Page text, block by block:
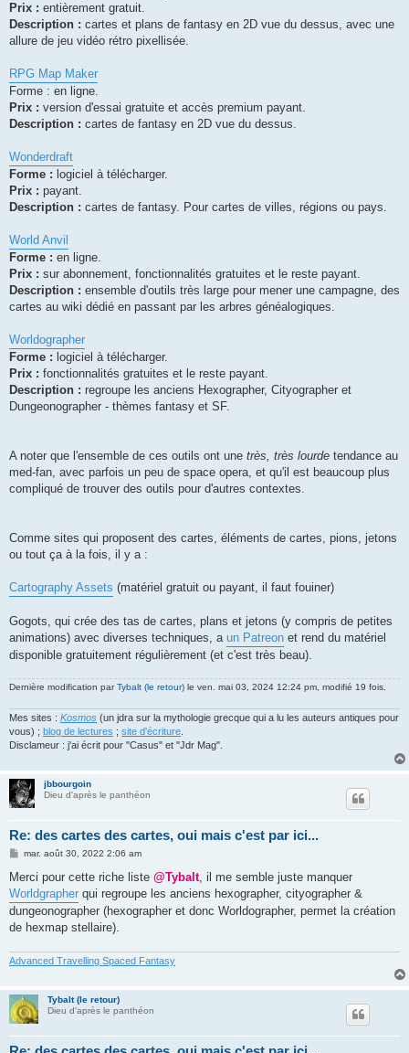
Prix : entièrement gratuit.
Description : cartes et plans de fantasy en 2D vue du dessus, avec une
allure de jeu vidéo rétro pixellisée.
RPG Map Maker
Forme : en ligne.
Prix : version d'essai gratuite et accès premium payant.
Description : cartes de fantasy en 2D vue du dessus.
Wonderdraft
Forme : logiciel à télécharger.
Prix : payant.
Description : cartes de fantasy. Pour cartes de villes, régions ou pays.
World Anvil
Forme : en ligne.
Prix : sur abonnement, fonctionnalités gratuites et le reste payant.
Description : ensemble d'outils très large pour mener une campagne, des
cartes au wiki dédié en passant par les arbres généalogiques.
Worldographer
Forme : logiciel à télécharger.
Prix : fonctionnalités gratuites et le reste payant.
Description : regroupe les anciens Hexographer, Cityographer et
Dungeonographer - thèmes fantasy et SF.
A noter que l'ensemble de ces outils ont une très, très lourde tendance au
med-fan, avec parfois un peu de space opera, et qu'il est beaucoup plus
compliqué de trouver des outils pour d'autres contextes.
Comme sites qui proposent des cartes, éléments de cartes, pions, jetons
ou tout ça à la fois, il y a :
Cartography Assets (matériel gratuit ou payant, il faut fouiner)
Gogots, qui crée des tas de cartes, plans et jetons (y compris de petites
animations) avec diverses techniques, a un Patreon et rend du matériel
disponible gratuitement régulièrement (et c'est très beau).
Dernière modification parTybalt (le retour) le ven. mai 03, 2024 12:24 pm, modifié 19 fois.
Mes sites : Kosmos (un jdra sur la mythologie grecque qui a lu les auteurs antiques pour
vous) ; blog de lectures ; site d'écriture
Disclameur : j'ai écrit pour "Casus" et "Jdr Mag".
jbbourgoin
Dieu d'après le panthéon
Re: des cartes des cartes, oui mais c'est par ici...
M
s
a
g
e
mar. août 30, 2022 2:06 am
Merci pour cette riche liste @Tybalt , il me semble juste manquer
Worldgrapher qui regroupe les anciens hexographer, cityographer &
dungeonographer (hexographer et donc Worldographer, permet la création
de hexmap stellaire).
Advanced Travelling Spaced Fantasy
Tybalt (le retour)
Dieu d'après le panthéon